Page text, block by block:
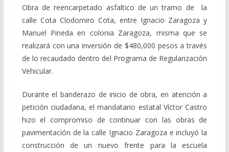
Obra de reencarpetado asfaltico de un tramo de la
calle Cota Clodomiro Cota, entre Ignacio Zaragoza y
Manuel Pineda en colonia Zaragoza, misma que se
realizará con una inversión de $480,000 pesos a través
de lo recaudado dentro del Programa de Regularización
Vehicular.
Durante el banderazo de inicio de obra, en atención a
petición ciudadana, el mandatario estatal Víctor Castro
hizo el compromiso de continuar con las obras de
pavimentación de la calle Ignacio Zaragoza e incluyó la
construcción de un nuevo frente para la escuela